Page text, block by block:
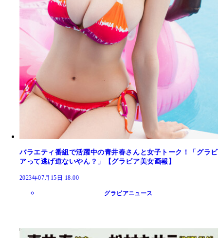
バラエティ番組で活躍中の青井春さんと女子トーク！「グラビ
アって逃げ道ないやん？」【グラビア美女画報】
2023年07月15日 18:00
グラビアニュース